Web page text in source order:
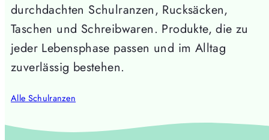
durchdachten Schulranzen, Rucksäcken,
Taschen und Schreibwaren. Produkte, die zu
jeder Lebensphase passen und im Alltag
zuverlässig bestehen.
Alle Schulranzen